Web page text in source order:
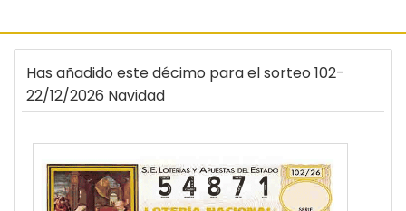
Has añadido este décimo para el sorteo 102-
22/12/2026 Navidad